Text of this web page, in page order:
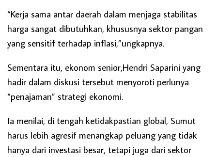
“Kerja sama antar daerah dalam menjaga stabilitas
harga sangat dibutuhkan, khususnya sektor pangan
yang sensitif terhadap inflasi,”ungkapnya.
Sementara itu, ekonom senior,Hendri Saparini yang
hadir dalam diskusi tersebut menyoroti perlunya
“penajaman” strategi ekonomi.
Ia menilai, di tengah ketidakpastian global, Sumut
harus lebih agresif menangkap peluang yang tidak
hanya dari investasi besar, tetapi juga dari sektor